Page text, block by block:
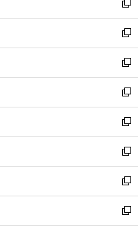
で
開
く
ド
ウ
で
開
く
ィ
ン
ド
ウ
で
開
く
い
ウ
ィ
ン
ド
ウ
で
開
く
新
し
い
ウ
ィ
ン
ド
ウ
で
開
く
新
し
い
ウ
ィ
ン
ド
ウ
で
開
く
新
し
い
ウ
ィ
ン
ド
ウ
で
開
く
新
し
い
ウ
ィ
ン
ド
ウ
で
開
新
し
い
ウ
ィ
ン
ド
ウ
新
し
い
ウ
ィ
ン
新
し
い
ウ
新
し